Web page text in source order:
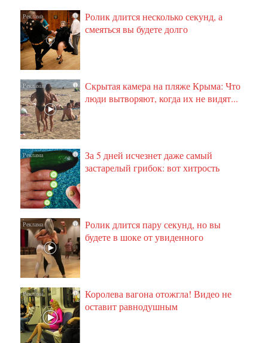
i
Ролик длится несколько секунд, а
смеяться вы будете долго
i
Скрытая камера на пляже Крыма: Что
люди вытворяют, когда их не видят...
i
За 5 дней исчезнет даже самый
застарелый грибок: вот хитрость
i
Ролик длится пару секунд, но вы
будете в шоке от увиденного
i
Королева вагона отожгла! Видео не
оставит равнодушным